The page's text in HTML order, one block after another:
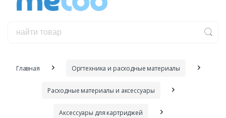
Главная Оргтехника и расходные материалы
Расходные материалы и аксессуары
Аксессуары для картриджей